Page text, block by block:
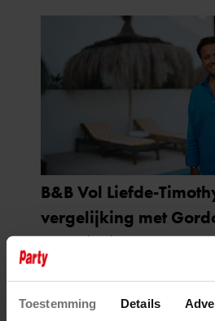
Toestemming Details